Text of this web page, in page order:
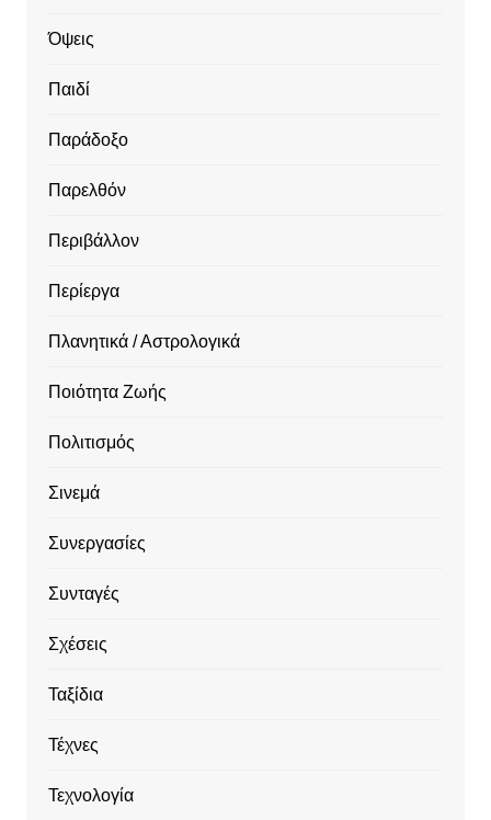
Όψεις
Παιδί
Παράδοξο
Παρελθόν
Περιβάλλον
Περίεργα
Πλανητικά / Αστρολογικά
Ποιότητα Ζωής
Πολιτισμός
Σινεμά
Συνεργασίες
Συνταγές
Σχέσεις
Ταξίδια
Τέχνες
Τεχνολογία